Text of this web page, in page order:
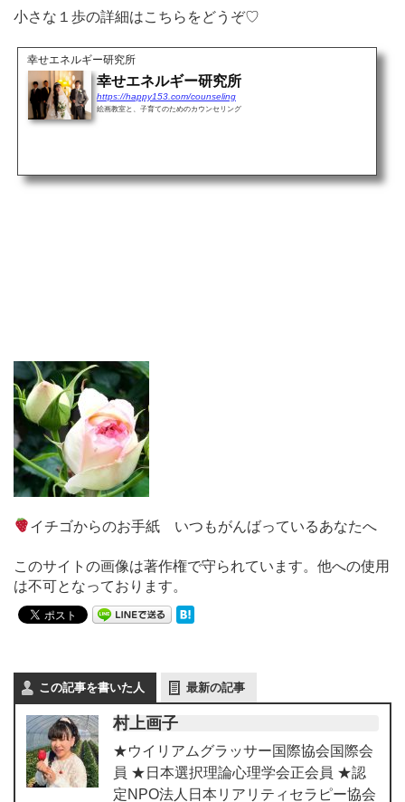
小さな１歩の詳細はこちらをどうぞ♡
幸せエネルギー研究所
幸せエネルギー研究所
https://happy153.com/counseling
絵画教室と、子育てのためのカウンセリング
イチゴからのお手紙 いつもがんばっているあなたへ
このサイトの画像は著作権で守られています。他への使用
は不可となっております。
この記事を書いた人 最新の記事
村上画子
★ウイリアムグラッサー国際協会国際会
員 ★日本選択理論心理学会正会員 ★認
定NPO法人日本リアリティセラピー協会